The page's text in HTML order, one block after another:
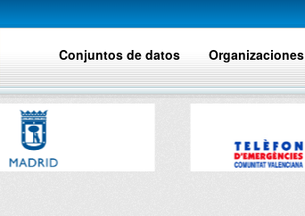
Conjuntos de datos Organizaciones